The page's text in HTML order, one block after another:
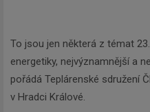
To jsou jen některá z témat
energetiky, nejvýznamnější a
pořádá Teplárenské sdružení
v Hradci Králové.